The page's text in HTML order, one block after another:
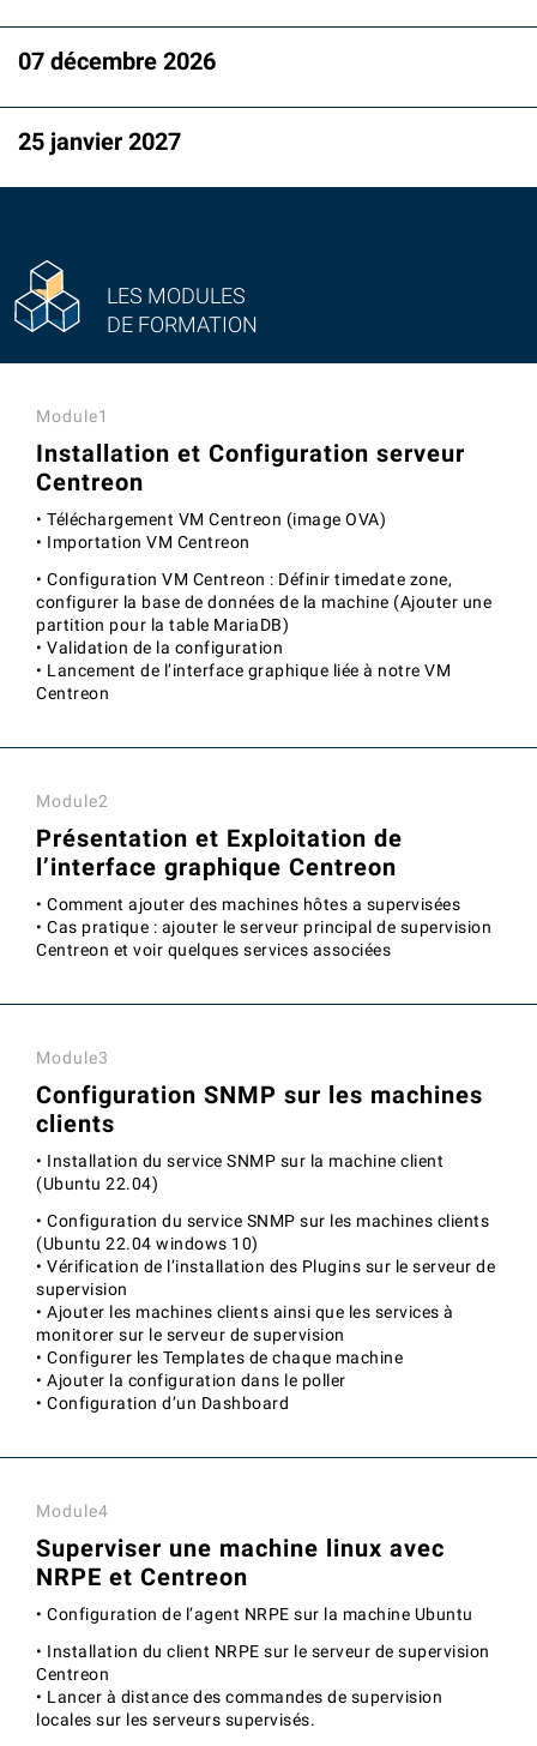
LES MODULES
DE FORMATION
Module1
Installation et Configuration serveur
Centreon
• Téléchargement VM Centreon (image OVA)
• Importation VM Centreon
• Configuration VM Centreon : Définir timedate zone,
configurer la base de données de la machine (Ajouter une
partition pour la table MariaDB)
• Validation de la configuration
• Lancement de l’interface graphique liée à notre VM
Centreon
Module2
Présentation et Exploitation de
l’interface graphique Centreon
• Comment ajouter des machines hôtes a supervisées
• Cas pratique : ajouter le serveur principal de supervision
Centreon et voir quelques services associées
Module3
Configuration SNMP sur les machines
clients
• Installation du service SNMP sur la machine client
(Ubuntu 22.04)
• Configuration du service SNMP sur les machines clients
(Ubuntu 22.04 windows 10)
• Vérification de l’installation des Plugins sur le serveur de
supervision
• Ajouter les machines clients ainsi que les services à
monitorer sur le serveur de supervision
• Configurer les Templates de chaque machine
• Ajouter la configuration dans le poller
• Configuration d’un Dashboard
Module4
Superviser une machine linux avec
NRPE et Centreon
• Configuration de l’agent NRPE sur la machine Ubuntu
• Installation du client NRPE sur le serveur de supervision
Centreon
• Lancer à distance des commandes de supervision
locales sur les serveurs supervisés.
07 décembre 2026
25 janvier 2027